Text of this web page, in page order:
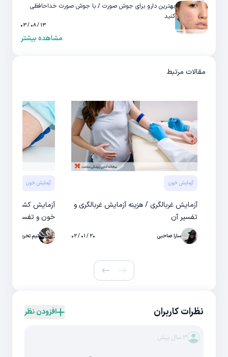
بهترین دارو برای جوش صورت / با جوش صورت خداحافظی
کنید
۱۳ / ۰۸ / ۰۳
مشاهده بیشتر
مقالات مرتبط
آزمایش خون
آزمایش غربالگری / هزینه آزمایش غربالگری و
تفسیر آن
سارا صاحبی ۲۰ / ۰۱ / ۰۲
آزمایش خون
آزمایش کشت
خون و تفسیر آن
تیم تحریریه
نظرات کاربران افزودن نظر
3 سال پیش